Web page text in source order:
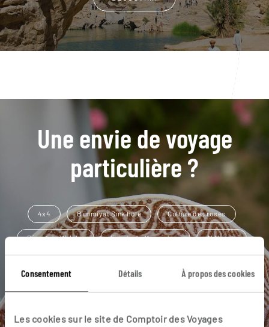
Consentement Détails À propos des cookies
Les cookies sur le site de Comptoir des Voyages
Une envie de voyage
particulière ?
4x4 Bimmiyat Sink hole Culture des roses
Désert de Wahiba Fjords de Musandam Al Hamra